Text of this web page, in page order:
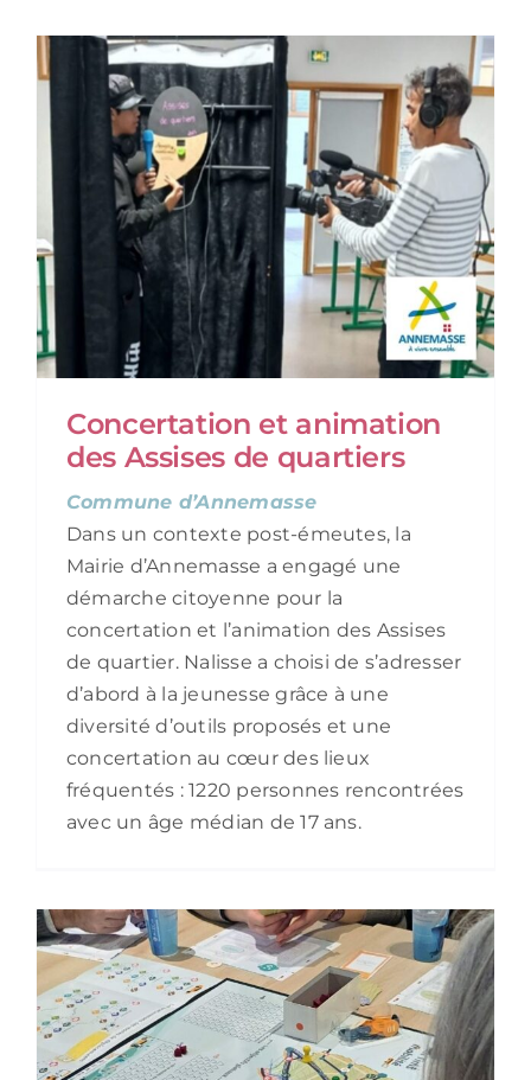
Concertation et animation
des Assises de quartiers
Commune d’Annemasse
Dans un contexte post-émeutes, la
Mairie d’Annemasse a engagé une
démarche citoyenne pour la
concertation et l’animation des Assises
de quartier. Nalisse a choisi de s’adresser
d’abord à la jeunesse grâce à une
diversité d’outils proposés et une
concertation au cœur des lieux
fréquentés : 1220 personnes rencontrées
avec un âge médian de 17 ans.